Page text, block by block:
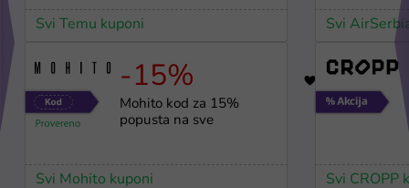
Svi Temu kuponi
-15%
Mohito kod za 15%
popusta na sve
Svi Mohito kuponi
Svi
Svi CROPP